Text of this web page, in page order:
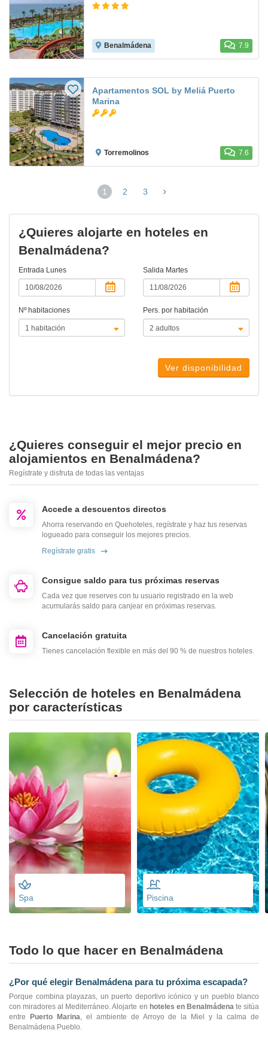
Benalmádena 7.9
Apartamentos SOL by Meliá Puerto
Marina
Torremolinos 7.6
1
(página
2 3
¿Quieres alojarte en hoteles en
Benalmádena?
Entrada Lunes Salida Martes
Nº habitaciones Pers. por habitación
Ver disponibilidad
¿Quieres conseguir el mejor precio en
alojamientos en Benalmádena?
Regístrate y disfruta de todas las ventajas
Accede a descuentos directos
Ahorra reservando en Quehoteles, regístrate y haz tus reservas
logueado para conseguir los mejores precios.
Regístrate gratis
Consigue saldo para tus próximas reservas
Cada vez que reserves con tu usuario registrado en la web
acumularás saldo para canjear en próximas reservas.
Cancelación gratuita
Tienes cancelación flexible en más del 90 % de nuestros hoteles.
Selección de hoteles en Benalmádena
por características
Spa Piscina
Todo lo que hacer en Benalmádena
¿Por qué elegir Benalmádena para tu próxima escapada?
Porque combina playazas, un puerto deportivo icónico y un pueblo blanco
con miradores al Mediterráneo. Alojarte en hoteles en Benalmádenate sitúa
entre
Puerto Marina, el ambiente de Arroyo de la Miel y la calma de
Benalmádena Pueblo.